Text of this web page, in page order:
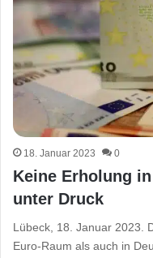
18. Januar 2023 0
Keine Erholung
unter Druck
Lübeck, 18. Januar 2023.
Euro-Raum als auch in